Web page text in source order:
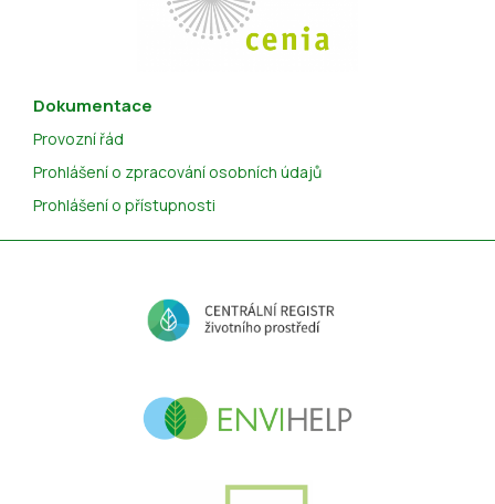
Dokumentace
Provozní řád
Prohlášení o zpracování osobních údajů
Prohlášení o přístupnosti